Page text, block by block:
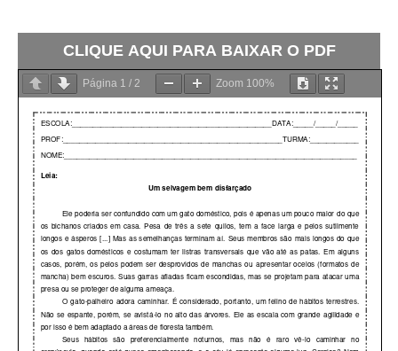
CLIQUE AQUI PARA BAIXAR O PDF
Página 1 / 2 Zoom 100%